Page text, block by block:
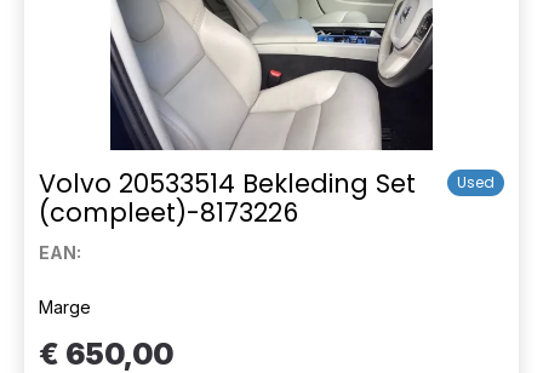
Volvo 20533514 Bekleding Set
(compleet)-8173226
Used
EAN:
Marge
€ 650,00